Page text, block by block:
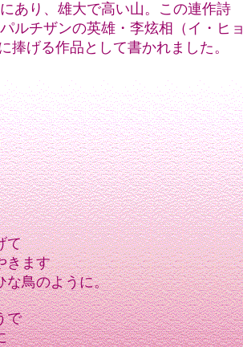
あり、雄大で高い山。この連作詩
ルチザンの英雄・李炫相（イ・ヒョ
捧げる作品として書かれました。
て
きます
な鳥のように。
で